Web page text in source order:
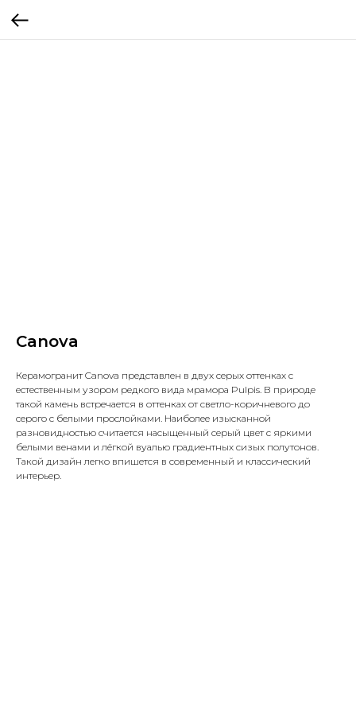
Canova
Керамогранит Canova представлен в двух серых оттенках с
естественным узором редкого вида мрамора Pulpis. В природе
такой камень встречается в оттенках от светло-коричневого до
серого с белыми прослойками. Наиболее изысканной
разновидностью считается насыщенный серый цвет с яркими
белыми венами и лёгкой вуалью градиентных сизых полутонов.
Такой дизайн легко впишется в современный и классический
интерьер.